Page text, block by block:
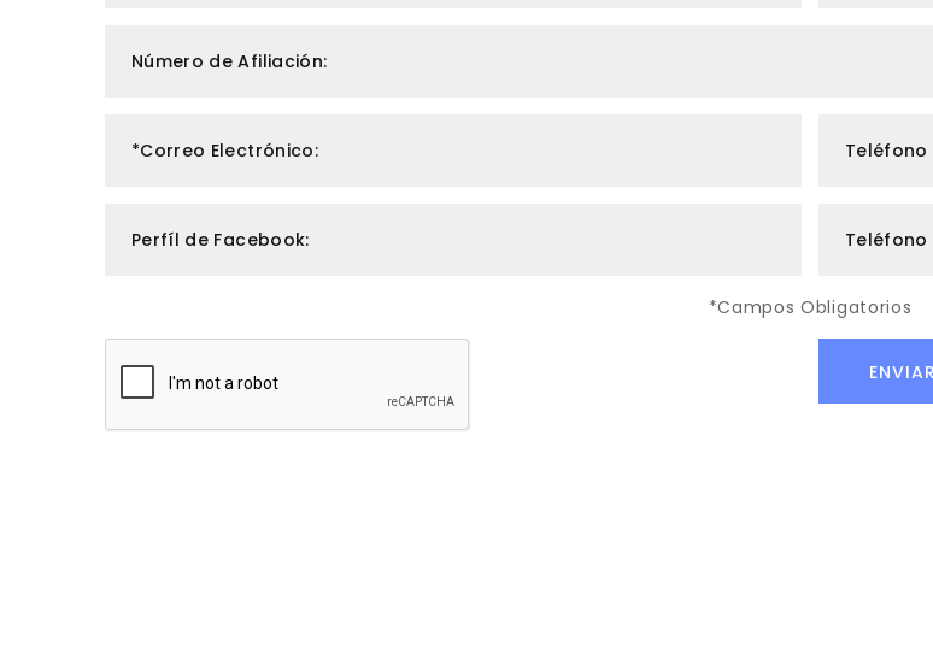
Número de Afiliación:
*Correo Electrónico:
Perfíl de Facebook: Teléfono
*Campos Obligatorios